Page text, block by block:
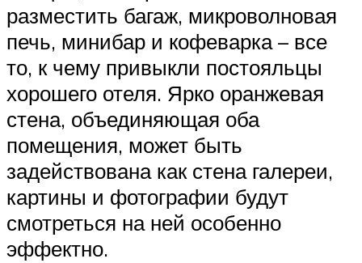
разместить багаж, микроволновая
печь, минибар и кофеварка – все
то, к чему привыкли постояльцы
хорошего отеля. Ярко оранжевая
стена, объединяющая оба
помещения, может быть
задействована как стена галереи,
картины и фотографии будут
смотреться на ней особенно
эффектно.